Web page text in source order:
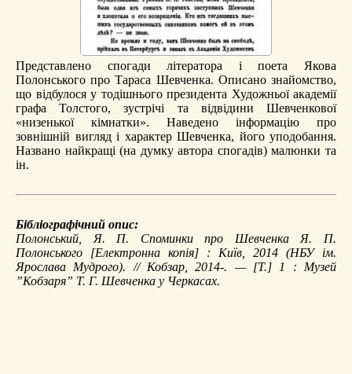
Представлено спогади літератора і поета Якова
Полонського про Тараса Шевченка. Описано знайомство,
що відбулося у тодішнього президента Художньої академії
графа Толстого, зустрічі та відвідини Шевченкової
«низенької кімнатки». Наведено інформацію про
зовнішній вигляд і характер Шевченка, його уподобання.
Названо найкращі (на думку автора спогадів) малюнки та
ін.
Бібліографічний опис:
Полонський, Я. П. Споминки про Шевченка Я. П.
Полонського [Електронна копія] : Київ, 2014 (НБУ ім.
Ярослава Мудрого). // Кобзар , 2014-. — [Т.] 1 : Музей
”Кобзаря” Т. Г. Шевченка у Черкасах.